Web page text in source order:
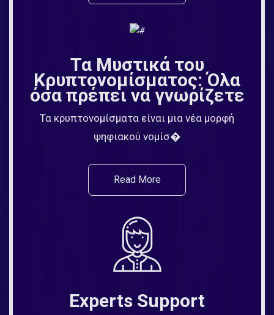
Τα Μυστικά του
Κρυπτονομίσματος: Όλα
όσα πρέπει να γνωρίζετε
Τα κρυπτονομίσματα είναι μια νέα μορφή
ψηφιακού νομίσ�
Read More
Experts Support